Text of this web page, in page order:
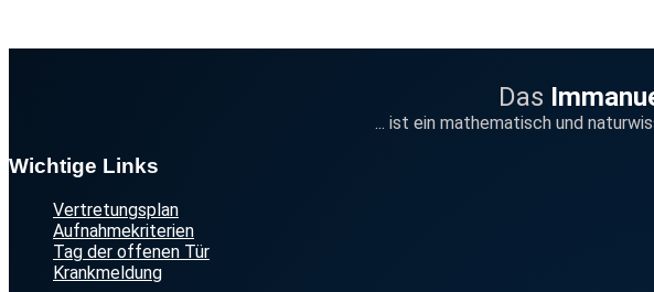
Das
... ist ein mathematisch und
Footer
Wichtige Links
Vertretungsplan
Aufnahmekriterien
Tag der offenen Tür
Krankmeldung